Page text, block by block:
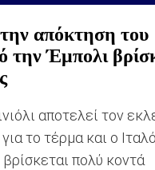
απόκτηση του
την Έμπολι
αποτελεί τον
το τέρμα και ο
πολύ κοντά